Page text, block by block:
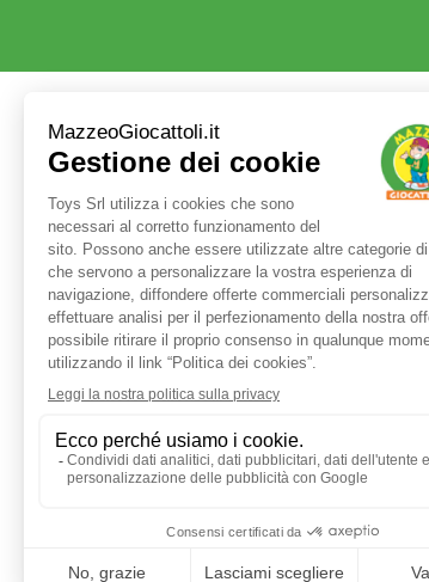
Servizio clienti
TEL: +39 3480437875
9:00 - 17:30
E-MAIL:
shop@mazzeogiocattoli.it